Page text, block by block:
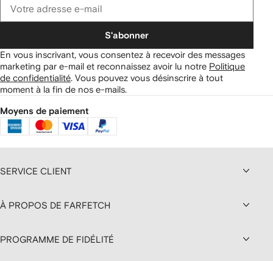
S'abonner
En vous inscrivant, vous consentez à recevoir des messages
marketing par e-mail et reconnaissez avoir lu notre Politique
de confidentialité. Vous pouvez vous désinscrire à tout
moment à la fin de nos e-mails.
Moyens de paiement
SERVICE CLIENT
À PROPOS DE FARFETCH
PROGRAMME DE FIDÉLITÉ